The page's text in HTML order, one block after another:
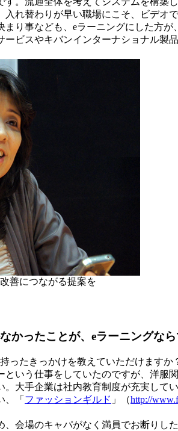
入れ替わりが早い職場にこそ、ビデ
り事なども、eラーニングにした方
ビスやキバンインターナショナル製
善につながる提案を
かったことが、eラーニングな
ったきっかけを教えていただけますか
という仕事をしていたのですが、洋
。大手企業は社内教育制度が充実し
、「 ファッションギルド 」（http://
、会場のキャパがなく満員でお断り